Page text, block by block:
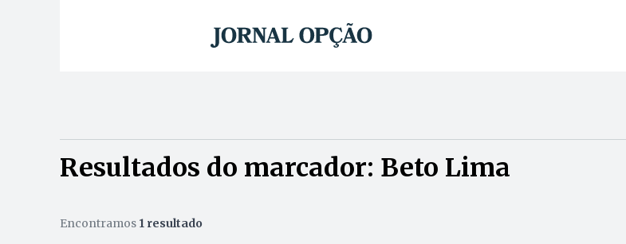
Resultados do marcador: Beto Lima
Encontramos 1 resultado